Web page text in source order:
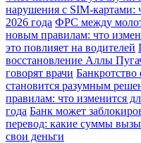
нарушения с SIM-картами:
2026 года ФРС между
новым правилам: что
это повлияет на водителей
восстановление Аллы
говорят врачи Банкротство
становится разумным
правилам: что изменится
года Банк может
перевод: какие суммы
свои деньги